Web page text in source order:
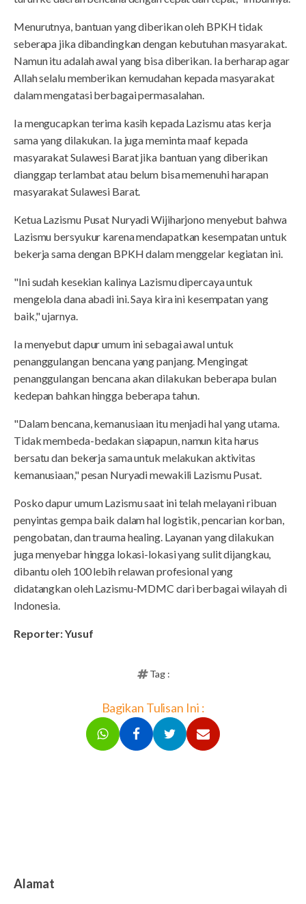
Menurutnya, bantuan yang diberikan oleh BPKH tidak
seberapa jika dibandingkan dengan kebutuhan masyarakat.
Namun itu adalah awal yang bisa diberikan. Ia berharap agar
Allah selalu memberikan kemudahan kepada masyarakat
dalam mengatasi berbagai permasalahan.
Ia mengucapkan terima kasih kepada Lazismu atas kerja
sama yang dilakukan. Ia juga meminta maaf kepada
masyarakat Sulawesi Barat jika bantuan yang diberikan
dianggap terlambat atau belum bisa memenuhi harapan
masyarakat Sulawesi Barat.
Ketua Lazismu Pusat Nuryadi Wijiharjono menyebut bahwa
Lazismu bersyukur karena mendapatkan kesempatan untuk
bekerja sama dengan BPKH dalam menggelar kegiatan ini.
"Ini sudah kesekian kalinya Lazismu dipercaya untuk
mengelola dana abadi ini. Saya kira ini kesempatan yang
baik," ujarnya.
Ia menyebut dapur umum ini sebagai awal untuk
penanggulangan bencana yang panjang. Mengingat
penanggulangan bencana akan dilakukan beberapa bulan
kedepan bahkan hingga beberapa tahun.
"Dalam bencana, kemanusiaan itu menjadi hal yang utama.
Tidak membeda-bedakan siapapun, namun kita harus
bersatu dan bekerja sama untuk melakukan aktivitas
kemanusiaan," pesan Nuryadi mewakili Lazismu Pusat.
Posko dapur umum Lazismu saat ini telah melayani ribuan
penyintas gempa baik dalam hal logistik, pencarian korban,
pengobatan, dan trauma healing. Layanan yang dilakukan
juga menyebar hingga lokasi-lokasi yang sulit dijangkau,
dibantu oleh 100 lebih relawan profesional yang
didatangkan oleh Lazismu-MDMC dari berbagai wilayah di
Indonesia.
Reporter: Yusuf
Tag :
Bagikan Tulisan Ini :
Alamat